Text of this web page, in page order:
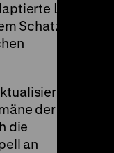
Lang
Schatz der
der
die
an